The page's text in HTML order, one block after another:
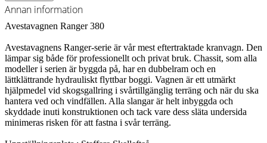
Annan information
Avestavagnen Ranger 380
Avestavagnens Ranger-serie är vår mest eftertraktade kranvagn. Den
lämpar sig både för professionellt och privat bruk. Chassit, som alla
modeller i serien är byggda på, har en dubbelram och en
lättklättrande hydrauliskt flyttbar boggi. Vagnen är ett utmärkt
hjälpmedel vid skogsgallring i svårtillgänglig terräng och när du ska
hantera ved och vindfällen. Alla slangar är helt inbyggda och
skyddade inuti konstruktionen och tack vare dess släta undersida
minimeras risken för att fastna i svår terräng.